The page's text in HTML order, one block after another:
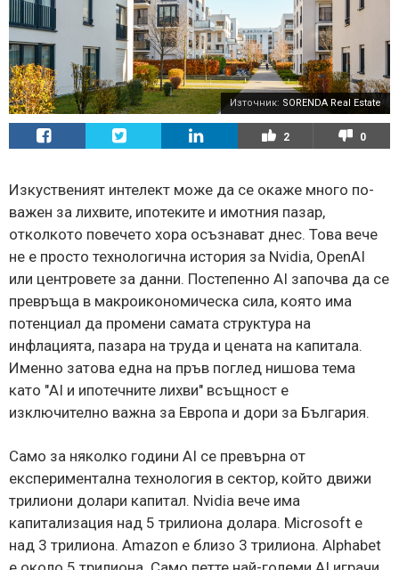
Източник: SORENDA Real Estate
2 0
Изкуственият интелект може да се окаже много по-
важен за лихвите, ипотеките и имотния пазар,
отколкото повечето хора осъзнават днес. Това вече
не е просто технологична история за Nvidia, OpenAI
или центровете за данни. Постепенно AI започва да се
превръща в макроикономическа сила, която има
потенциал да промени самата структура на
инфлацията, пазара на труда и цената на капитала.
Именно затова една на пръв поглед нишова тема
като "AI и ипотечните лихви" всъщност е
изключително важна за Европа и дори за България.
Само за няколко години AI се превърна от
експериментална технология в сектор, който движи
трилиони долари капитал. Nvidia вече има
капитализация над 5 трилиона долара. Microsoft е
над 3 трилиона. Amazon е близо 3 трилиона. Alphabet